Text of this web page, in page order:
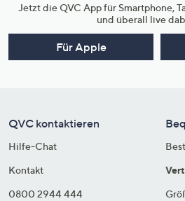
Jetzt die QVC App für Smartphone,
und überall live
Für Apple
QVC kontaktieren
Hilfe-Chat
Kontakt
0800 2944 444